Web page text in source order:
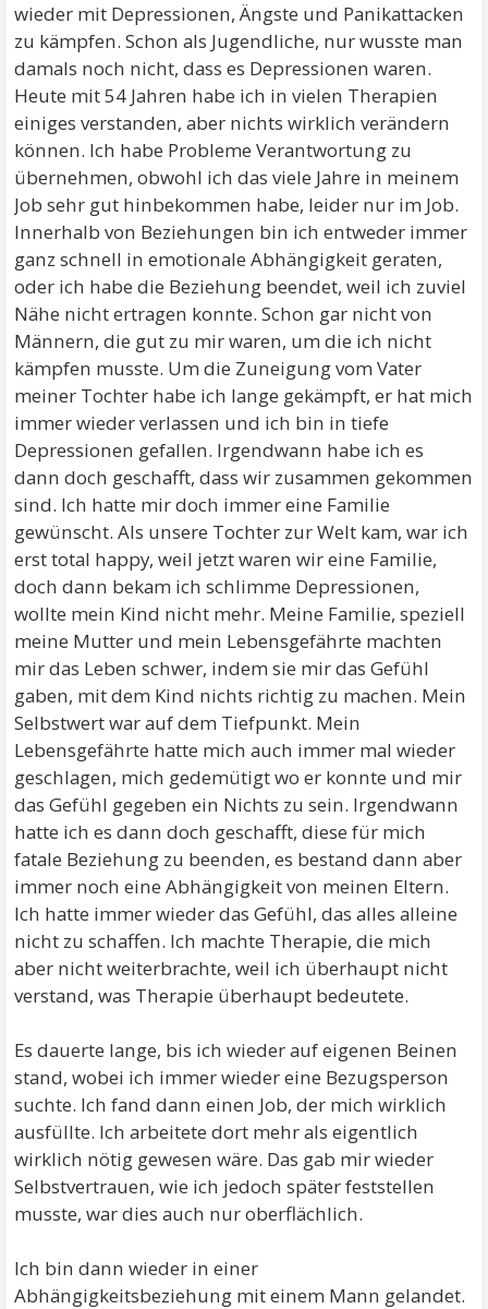
wieder mit Depressionen, Ängste und Panikattacken
zu kämpfen. Schon als Jugendliche, nur wusste man
damals noch nicht, dass es Depressionen waren.
Heute mit 54 Jahren habe ich in vielen Therapien
einiges verstanden, aber nichts wirklich verändern
können. Ich habe Probleme Verantwortung zu
übernehmen, obwohl ich das viele Jahre in meinem
Job sehr gut hinbekommen habe, leider nur im Job.
Innerhalb von Beziehungen bin ich entweder immer
ganz schnell in emotionale Abhängigkeit geraten,
oder ich habe die Beziehung beendet, weil ich zuviel
Nähe nicht ertragen konnte. Schon gar nicht von
Männern, die gut zu mir waren, um die ich nicht
kämpfen musste. Um die Zuneigung vom Vater
meiner Tochter habe ich lange gekämpft, er hat mich
immer wieder verlassen und ich bin in tiefe
Depressionen gefallen. Irgendwann habe ich es
dann doch geschafft, dass wir zusammen gekommen
sind. Ich hatte mir doch immer eine Familie
gewünscht. Als unsere Tochter zur Welt kam, war ich
erst total happy, weil jetzt waren wir eine Familie,
doch dann bekam ich schlimme Depressionen,
wollte mein Kind nicht mehr. Meine Familie, speziell
meine Mutter und mein Lebensgefährte machten
mir das Leben schwer, indem sie mir das Gefühl
gaben, mit dem Kind nichts richtig zu machen. Mein
Selbstwert war auf dem Tiefpunkt. Mein
Lebensgefährte hatte mich auch immer mal wieder
geschlagen, mich gedemütigt wo er konnte und mir
das Gefühl gegeben ein Nichts zu sein. Irgendwann
hatte ich es dann doch geschafft, diese für mich
fatale Beziehung zu beenden, es bestand dann aber
immer noch eine Abhängigkeit von meinen Eltern.
Ich hatte immer wieder das Gefühl, das alles alleine
nicht zu schaffen. Ich machte Therapie, die mich
aber nicht weiterbrachte, weil ich überhaupt nicht
verstand, was Therapie überhaupt bedeutete.
Es dauerte lange, bis ich wieder auf eigenen Beinen
stand, wobei ich immer wieder eine Bezugsperson
suchte. Ich fand dann einen Job, der mich wirklich
ausfüllte. Ich arbeitete dort mehr als eigentlich
wirklich nötig gewesen wäre. Das gab mir wieder
Selbstvertrauen, wie ich jedoch später feststellen
musste, war dies auch nur oberflächlich.
Ich bin dann wieder in einer
Abhängigkeitsbeziehung mit einem Mann gelandet.